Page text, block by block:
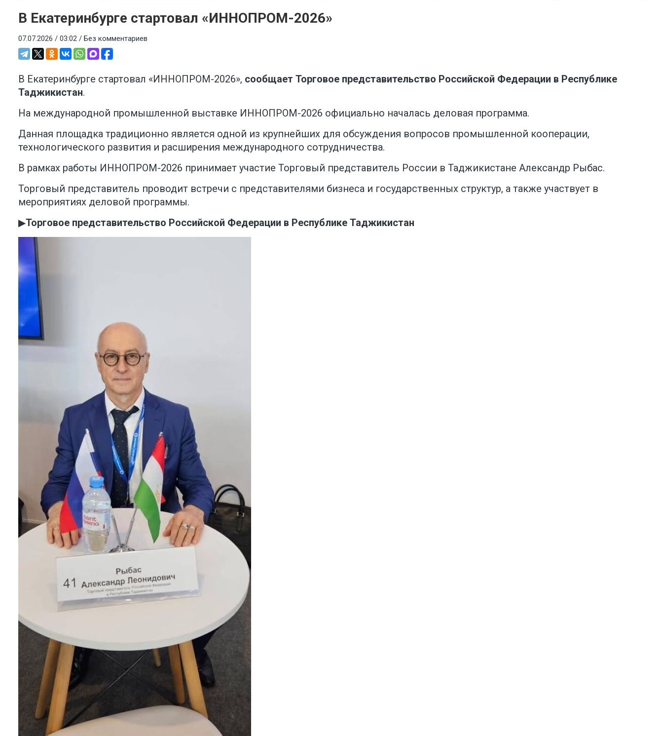
В Екатеринбурге стартовал «ИННОПРОМ-2026»
07.07.2026 / 03:02 / Без комментариев
В Екатеринбурге стартовал «ИННОПРОМ-2026», сообщает Торговое представительство Российской Федерации в Республике
Таджикистан.
На международной промышленной выставке ИННОПРОМ-2026 официально началась деловая программа.
Данная площадка традиционно является одной из крупнейших для обсуждения вопросов промышленной кооперации,
технологического развития и расширения международного сотрудничества.
В рамках работы ИННОПРОМ-2026 принимает участие Торговый представитель России в Таджикистане Александр Рыбас.
Торговый представитель проводит встречи с представителями бизнеса и государственных структур, а также участвует в
мероприятиях деловой программы.
▶Торговое представительство Российской Федерации в Республике Таджикистан